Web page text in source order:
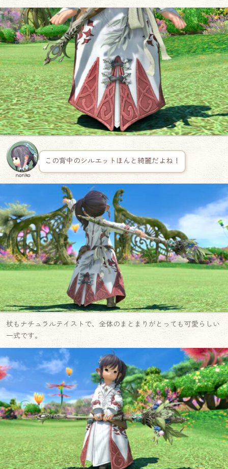
noriko
この背中のシルエットほんと綺麗だよね！
杖もナチュラルテイストで、全体のまとまりがとっても可愛らしい
一式です。